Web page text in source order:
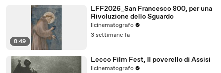
8:49
LFF2026_San Francesco 800, per una
Rivoluzione dello Sguardo
Ilcinematografo
3 settimane fa
Lecco Film Fest, Il poverello di Assisi
Ilcinematografo